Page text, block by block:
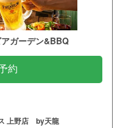
ガーデン&BBQ
約
上野店 by天龍